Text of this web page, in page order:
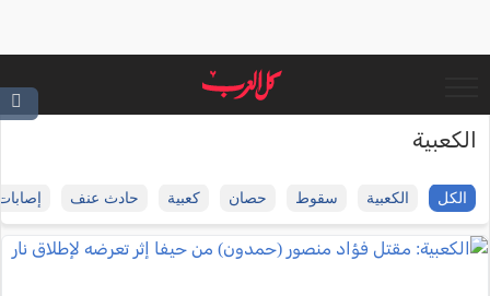
الكعبية
الكل الكعبية سقوط حصان كعبية حادث عنف